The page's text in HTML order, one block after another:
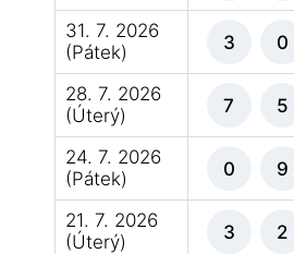
31. 7. 2026
(Pátek)
3 0
28. 7. 2026
(Úterý)
7 5
24. 7. 2026
(Pátek)
0 9
21. 7. 2026
(Úterý)
3 2